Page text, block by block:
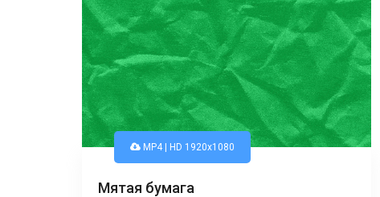
MP4 | HD 1920x1080
Мятая бумага